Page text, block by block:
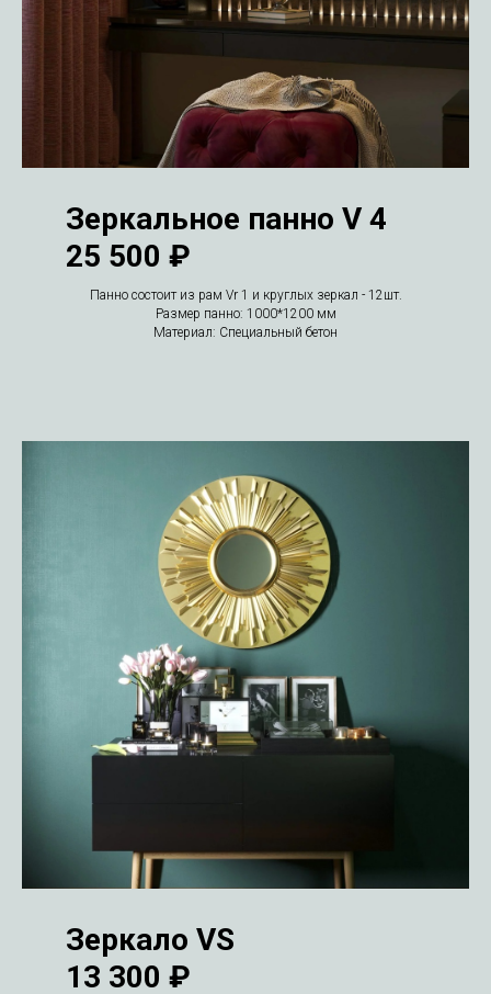
Зеркальное панно V 4
25 500 ₽
Панно состоит из рам Vr 1 и круглых зеркал - 12шт.
Размер панно: 1000*1200 мм
Материал: Специальный бетон
Зеркало VS
13 300 ₽